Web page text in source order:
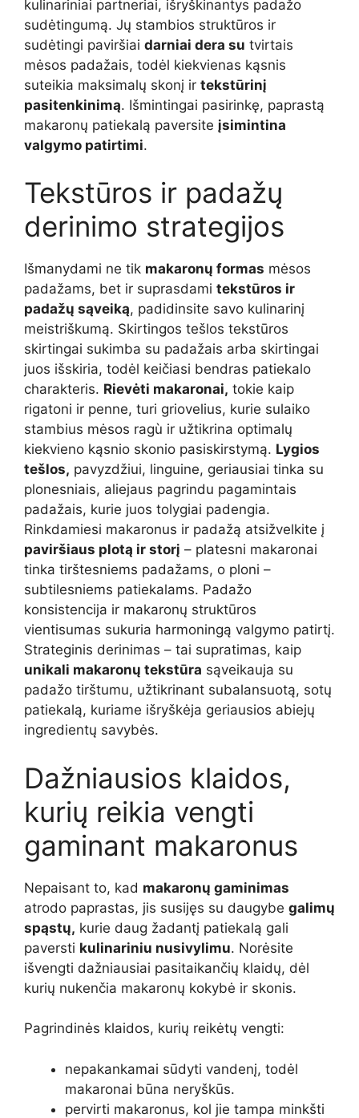
kulinariniai partneriai, išryškinantys padažo
sudėtingumą. Jų stambios struktūros ir
sudėtingi paviršiai darniai dera su tvirtais
mėsos padažais, todėl kiekvienas kąsnis
suteikia maksimalų skonį ir tekstūrinį
pasitenkinimą. Išmintingai pasirinkę, paprastą
makaronų patiekalą paversite įsimintina
valgymo patirtimi.
Tekstūros ir padažų
derinimo strategijos
Išmanydami ne tik makaronų formas mėsos
padažams, bet ir suprasdami tekstūros ir
padažų sąveiką, padidinsite savo kulinarinį
meistriškumą. Skirtingos tešlos tekstūros
skirtingai sukimba su padažais arba skirtingai
juos išskiria, todėl keičiasi bendras patiekalo
charakteris. Rievėti makaronai, tokie kaip
rigatoni ir penne, turi griovelius, kurie sulaiko
stambius mėsos ragù ir užtikrina optimalų
kiekvieno kąsnio skonio pasiskirstymą. Lygios
tešlos, pavyzdžiui, linguine, geriausiai tinka su
plonesniais, aliejaus pagrindu pagamintais
padažais, kurie juos tolygiai padengia.
Rinkdamiesi makaronus ir padažą atsižvelkite į
paviršiaus plotą ir storį – platesni makaronai
tinka tirštesniems padažams, o ploni –
subtilesniems patiekalams. Padažo
konsistencija ir makaronų struktūros
vientisumas sukuria harmoningą valgymo patirtį.
Strateginis derinimas – tai supratimas, kaip
unikali makaronų tekstūra sąveikauja su
padažo tirštumu, užtikrinant subalansuotą, sotų
patiekalą, kuriame išryškėja geriausios abiejų
ingredientų savybės.
Dažniausios klaidos,
kurių reikia vengti
gaminant makaronus
Nepaisant to, kad makaronų gaminimas
atrodo paprastas, jis susijęs su daugybe galimų
spąstų, kurie daug žadantį patiekalą gali
paversti kulinariniu nusivylimu. Norėsite
išvengti dažniausiai pasitaikančių klaidų, dėl
kurių nukenčia makaronų kokybė ir skonis.
Pagrindinės klaidos, kurių reikėtų vengti:
nepakankamai sūdyti vandenį, todėl
makaronai būna neryškūs.
pervirti makaronus, kol jie tampa minkšti